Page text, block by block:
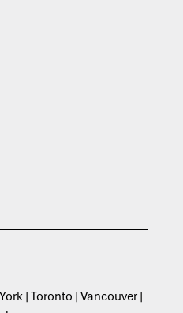
| Toronto | Vancouver |